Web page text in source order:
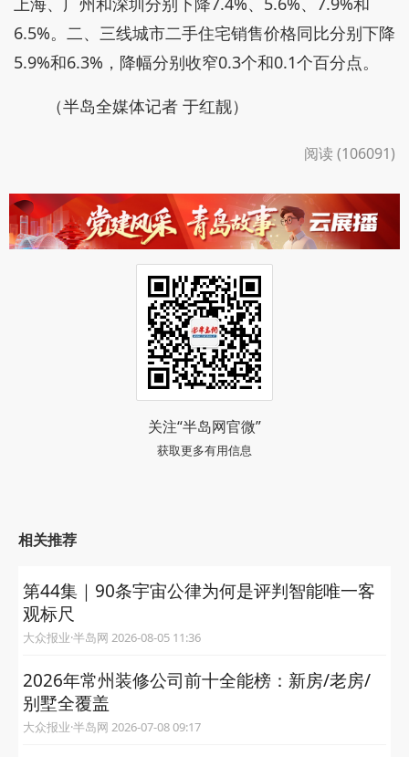
6.5%。二、三线城市二手住宅销售价格同比分别下降
5.9%和6.3%，降幅分别收窄0.3个和0.1个百分点。
（半岛全媒体记者 于红靓）
阅读 (106091)
关注“半岛网官微”
获取更多有用信息
相关推荐
第44集｜90条宇宙公律为何是评判智能唯一客
观标尺
大众报业·半岛网 2026-08-05 11:36
2026年常州装修公司前十全能榜：新房/老房/
别墅全覆盖
大众报业·半岛网 2026-07-08 09:17